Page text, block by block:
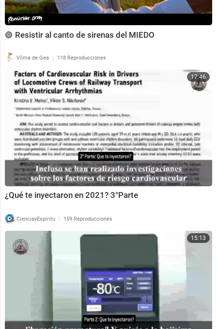
🟢 Resistir al canto de sirenas del MIEDO
Vilma de Gea | 118 Reproducciones
17:46
¿Qué te inyectaron en 2021? 3°Parte
CienciayEspiritu | 159 Reproducciones
15:13